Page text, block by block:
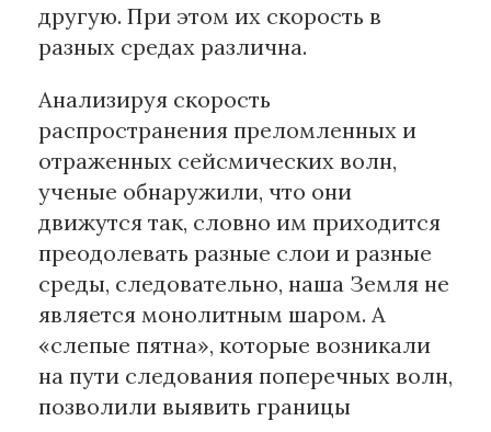
другую. При этом их скорость в
разных средах различна.
Анализируя скорость
распространения преломленных и
отраженных сейсмических волн,
ученые обнаружили, что они
движутся так, словно им приходится
преодолевать разные слои и разные
среды, следовательно, наша Земля не
является монолитным шаром. А
«слепые пятна», которые возникали
на пути следования поперечных волн,
позволили выявить границы